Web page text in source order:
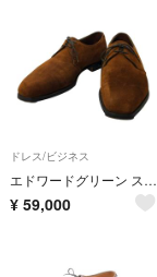
ドレス/ビジネス
エドワードグリーン スエード エクスター 外羽根プレーントゥ【PTM3】
¥ 59,000